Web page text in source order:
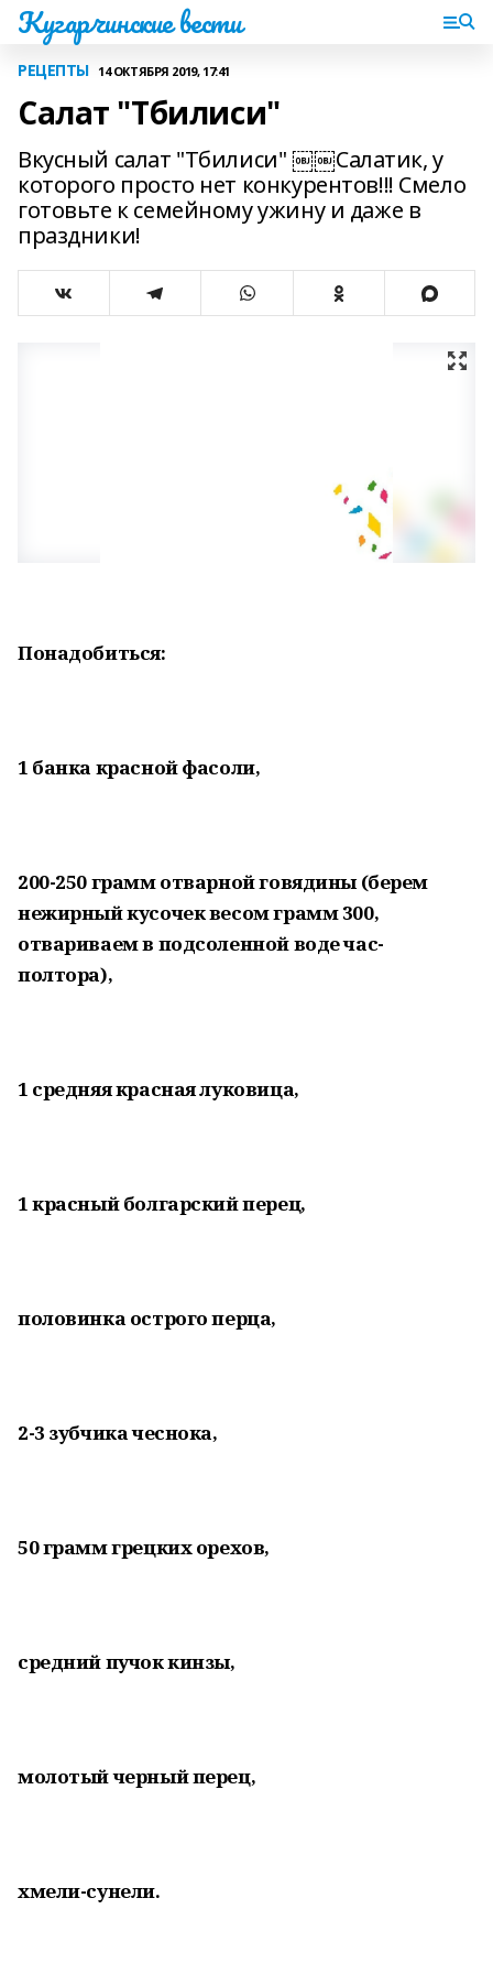
Кугарчинские вести
РЕЦЕПТЫ 14 ОКТЯБРЯ 2019, 17:41
Салат "Тбилиси"
Вкусный салат "Тбилиси" ￼￼Салатик, у
которого просто нет конкурентов!!! Смело
готовьте к семейному ужину и даже в
праздники!
Понадобиться:
1 банка красной фасоли,
200-250 грамм отварной говядины (берем
нежирный кусочек весом грамм 300,
отвариваем в подсоленной воде час-
полтора),
1 средняя красная луковица,
1 красный болгарский перец,
половинка острого перца,
2-3 зубчика чеснока,
50 грамм грецких орехов,
средний пучок кинзы,
молотый черный перец,
хмели-сунели.